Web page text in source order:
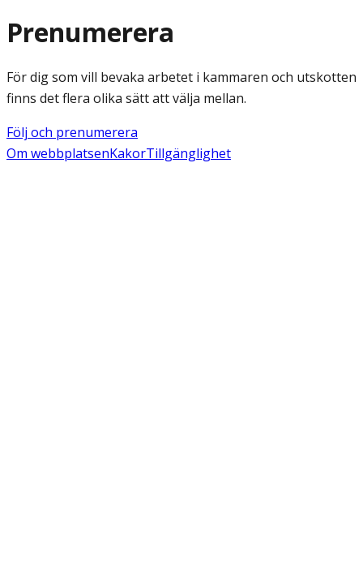
Prenumerera
För dig som vill bevaka arbetet i kammaren och utskotten
finns det flera olika sätt att välja mellan.
Följ och prenumerera
Om webbplatsenKakorTillgänglighet